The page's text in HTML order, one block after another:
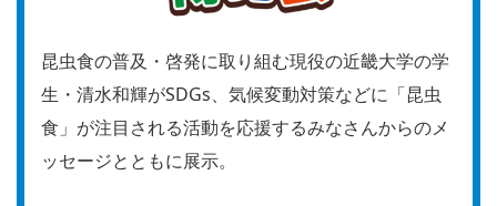
昆虫食の普及・啓発に取り組む現役の近畿大学の学
生・清水和輝がSDGs、気候変動対策などに「昆虫
食」が注目される活動を応援するみなさんからのメ
ッセージとともに展示。